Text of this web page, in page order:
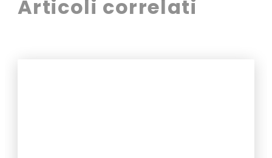
Articoli correlati